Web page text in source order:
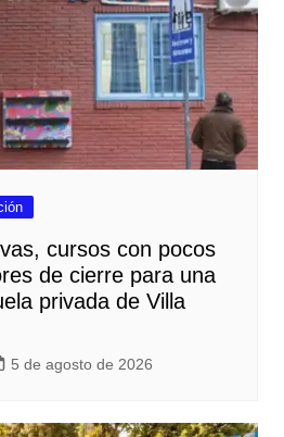
cursos con pocos
de cierre para una
privada de Villa
5 de agosto de 2026